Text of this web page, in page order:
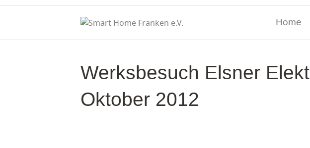
Home
Werksbesuch Elsner
Oktober 2012